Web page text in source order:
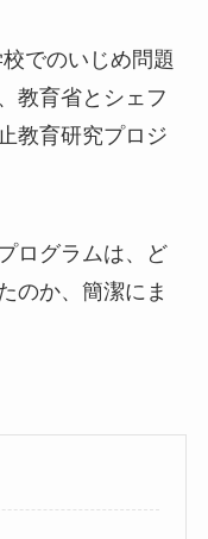
でのいじめ問題
教育省とシェフ
教育研究プロジ
ログラムは、ど
のか、簡潔にま